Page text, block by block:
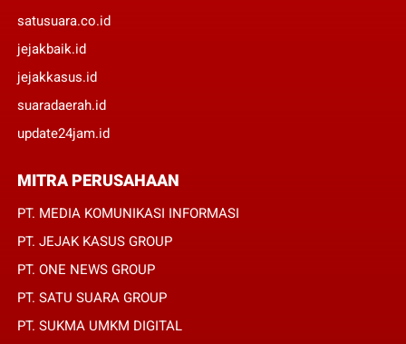
satusuara.co.id
jejakbaik.id
jejakkasus.id
suaradaerah.id
update24jam.id
MITRA PERUSAHAAN
PT. MEDIA KOMUNIKASI INFORMASI
PT. JEJAK KASUS GROUP
PT. ONE NEWS GROUP
PT. SATU SUARA GROUP
PT. SUKMA UMKM DIGITAL